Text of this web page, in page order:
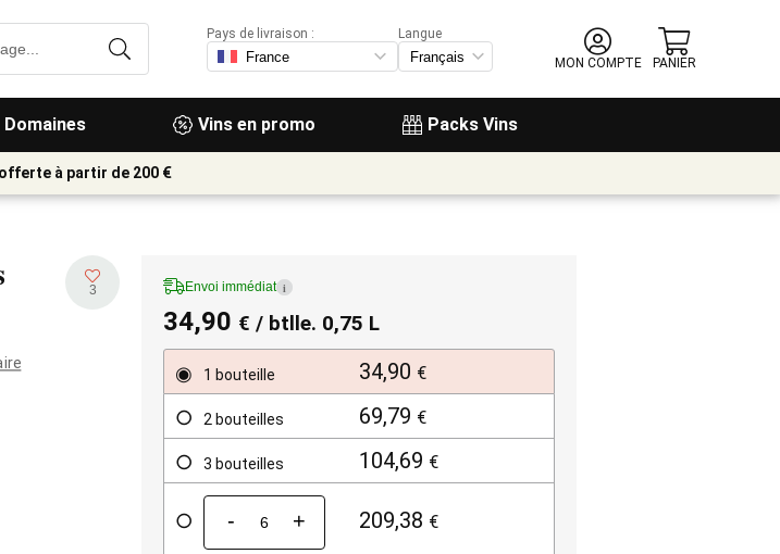
Domaines Vins en promo Packs Vins
Pays de livraison :
Langue
MON COMPTE
PANIER
à partir de 200 €
3 Envoi immédiat i
34,90 € / btlle. 0,75 L
1 bouteille 34,90 €
2 bouteilles 69,79 €
3 bouteilles 104,69 €
- + 209,38 €